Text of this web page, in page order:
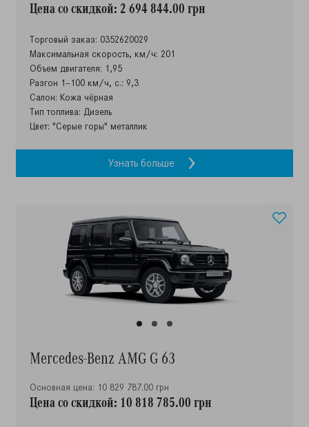
Цена со скидкой: 2 694 844.00 грн
Торговый заказ: 0352620029
Максимальная скорость, км/ч: 201
Объем двигателя: 1,95
Разгон 1–100 км/ч, с.: 9,3
Салон: Кожа чёрная
Тип топлива: Дизель
Цвет: "Серые горы" металлик
Узнать больше
Mercedes-Benz AMG G 63
Основная цена: 10 829 787.00 грн
Цена со скидкой: 10 818 785.00 грн